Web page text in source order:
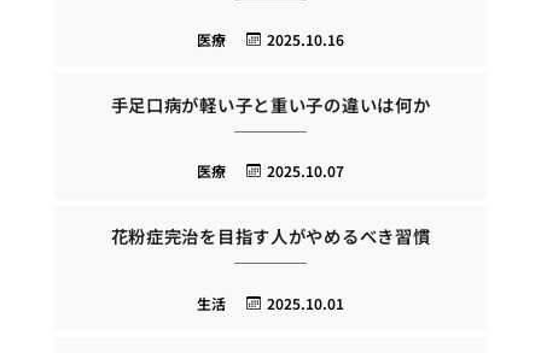
2025.10.16
医療
手足口病が軽い子と重い子の違いは何か
2025.10.07
医療
花粉症完治を目指す人がやめるべき習慣
2025.10.01
生活